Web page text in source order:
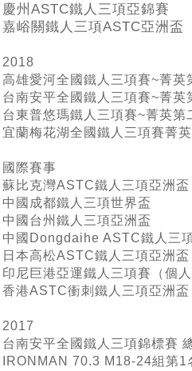
慶州ASTC鐵人三項亞錦賽
嘉峪關鐵人三項ASTC亞洲盃
2018
高雄愛河全國鐵人三項賽~菁英
台南安平全國鐵人三項賽~菁英
台東普悠瑪鐵人三項賽~菁英第
宜蘭梅花湖全國鐵人三項賽菁
國際賽事
蘇比克灣ASTC鐵人三項亞洲盃
中國成都鐵人三項世界盃
中國台州鐵人三項亞洲盃
中國Dongdaihe ASTC鐵人三
日本高松ASTC鐵人三項亞洲盃
印尼巨港亞運鐵人三項賽（個人
香港ASTC衝刺鐵人三項亞洲盃
2017
台南安平全國鐵人三項錦標賽
IRONMAN 70.3 M18-24組第1